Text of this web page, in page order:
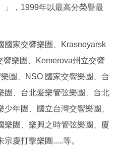
」，1999年以最高分榮譽最
國家交響樂團、Krasnoyarsk
響樂團、Kemerova州立交響
團、NSO 國家交響樂團、台
團、台北愛樂管弦樂團、台北
年團、國立台灣交響樂團、
樂團、樂興之時管弦樂團、廈
慶打擊樂團.....等。